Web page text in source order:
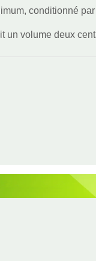
conditionné
un volume deux